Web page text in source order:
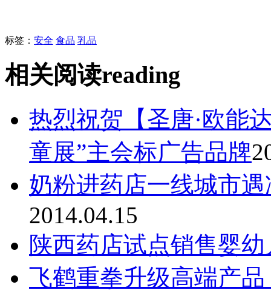
标签： 安全 食品 乳品
相关阅读reading
热烈祝贺【圣唐·欧能
童展”主会标广告品牌
奶粉进药店一线城市
2014.04.15
陕西药店试点销售婴
飞鹤重拳升级高端产